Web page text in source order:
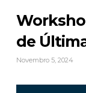
de
Novembro 5, 2024